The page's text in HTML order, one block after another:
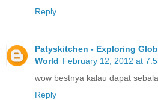
Reply
Patyskitchen - Exploring
World February 12, 2012 at
wow bestnya kalau dapat
Reply